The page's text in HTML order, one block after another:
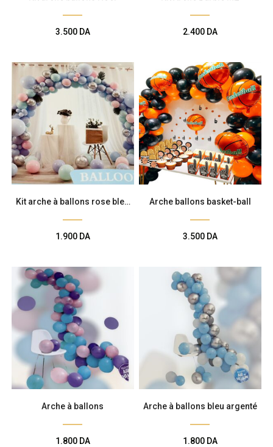
3.500 DA 2.400 DA
Kit arche à ballons rose bleu
1.900 DA
Arche ballons basket-ball
3.500 DA
Arche à ballons
1.800 DA
Arche à ballons bleu argenté
1.800 DA